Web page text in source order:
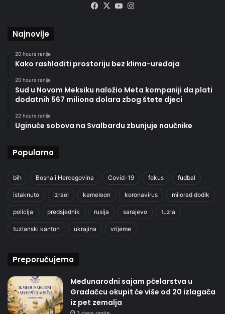
Facebook
X YouTube
Najnovije
20 hours ranije
Kako rashladiti prostoriju bez klima-uređaja
20 hours ranije
Sud u Novom Meksiku naložio Meta kompaniji da plati
dodatnih 567 miliona dolara zbog štete djeci
22 hours ranije
Uginuće sobova na Svalbardu zbunjuje naučnike
Popularno
bih Bosna i Hercegovina Covid-19 fokus fudbal
istaknuto izrael kameleon koronavirus milorad dodik
policija predsjednik rusija sarajevo tuzla
tuzlanski kanton ukrajina vrijeme
Preporučujemo
Međunarodni sajam pčelarstva u
Gradačcu okupit će više od 20 izlagača
iz pet zemalja